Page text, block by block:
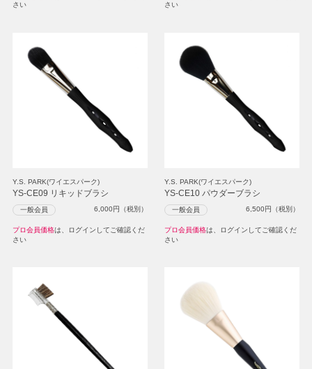
さい
さい
Y.S. PARK(ワイエスパーク)
YS-CE09 リキッドブラシ
一般会員 6,000円（税別）
プロ会員価格は、ログインしてご確認くだ
さい
Y.S. PARK(ワイエスパーク)
YS-CE10 パウダーブラシ
一般会員 6,500円（税別）
プロ会員価格は、ログインしてご確認くだ
さい